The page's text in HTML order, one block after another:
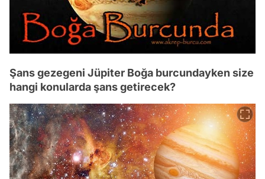
Şans gezegeni Jüpiter Boğa burcundayken size
hangi konularda şans getirecek?